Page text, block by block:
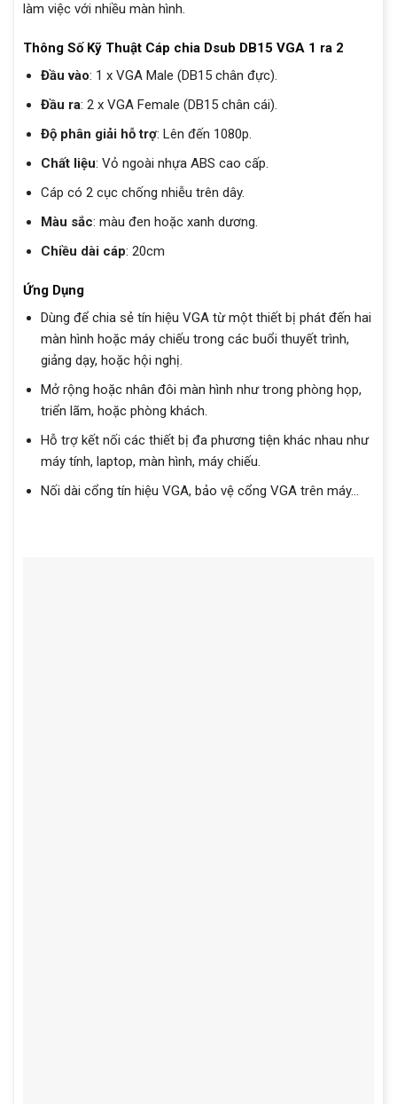
làm việc với nhiều màn hình.
Thông Số Kỹ Thuật Cáp chia Dsub DB15 VGA 1 ra 2
Đầu vào: 1 x VGA Male (DB15 chân đực).
Đầu ra: 2 x VGA Female (DB15 chân cái).
Độ phân giải hỗ trợ: Lên đến 1080p.
Chất liệu: Vỏ ngoài nhựa ABS cao cấp.
Cáp có 2 cục chống nhiễu trên dây.
Màu sắc: màu đen hoặc xanh dương.
Chiều dài cáp: 20cm
Ứng Dụng
Dùng để chia sẻ tín hiệu VGA từ một thiết bị phát đến hai
màn hình hoặc máy chiếu trong các buổi thuyết trình,
giảng dạy, hoặc hội nghị.
Mở rộng hoặc nhân đôi màn hình như trong phòng họp,
triển lãm, hoặc phòng khách.
Hỗ trợ kết nối các thiết bị đa phương tiện khác nhau như
máy tính, laptop, màn hình, máy chiếu.
Nối dài cổng tín hiệu VGA, bảo vệ cổng VGA trên máy…